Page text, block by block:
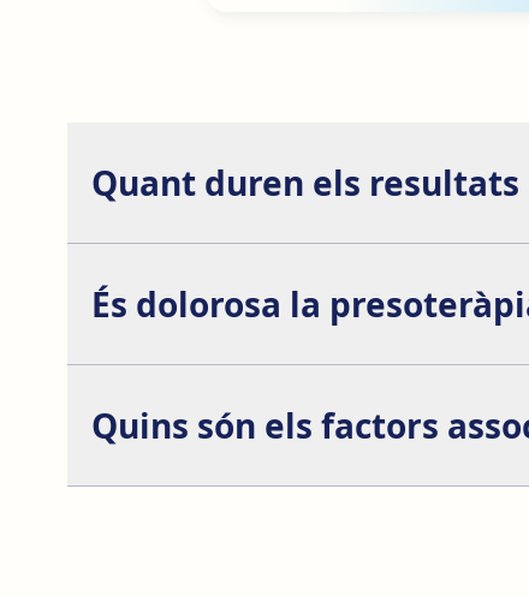
Quant duren els
realitzar un tractament de presoteràpia de
És dolorosa la
Quins són els factors